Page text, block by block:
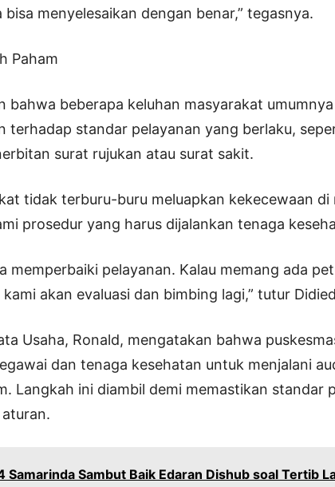
menyelesaikan dengan benar,” tegasnya.
Paham
bahwa beberapa keluhan masyarakat
terhadap standar pelayanan yang berlaku,
surat rujukan atau surat sakit.
tidak terburu-buru meluapkan kekecewaan di
prosedur yang harus dijalankan tenaga
memperbaiki pelayanan. Kalau memang ada
akan evaluasi dan bimbing lagi,” tutur
Usaha, Ronald, mengatakan bahwa
dan tenaga kesehatan untuk menjalani
Langkah ini diambil demi memastikan standar
Samarinda Sambut Baik Edaran Dishub soal Tertib